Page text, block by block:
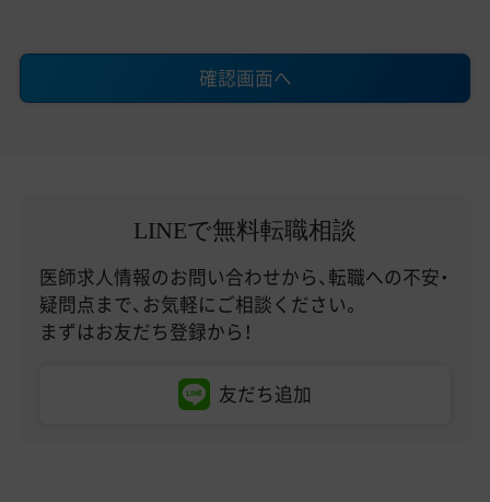
確認画面へ
LINEで無料転職相談
医師求人情報のお問い合わせから、転職への不安・
疑問点まで、お気軽にご相談ください。
まずはお友だち登録から！
友だち追加